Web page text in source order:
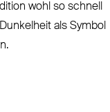
wohl so schnell
als Symbol